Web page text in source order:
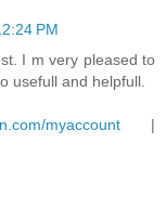
PM
I m very pleased to
usefull and helpfull.
myaccount |